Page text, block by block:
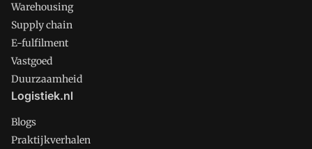
Warehousing
Supply chain
E-fulfilment
Vastgoed
Duurzaamheid
Logistiek.nl
Blogs
Praktijkverhalen